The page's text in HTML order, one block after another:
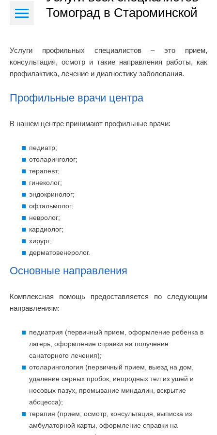
Томоград в Староминской
Услуги профильных специалистов – это прием,
консультация, осмотр и такие направления работы, как
профилактика, лечение и диагностику заболевания.
Профильные врачи центра
В нашем центре принимают профильные врачи:
педиатр;
отоларинголог;
терапевт;
гинеколог;
эндокринолог;
офтальмолог;
невролог;
кардиолог;
хирург;
дерматовенеролог.
Основные направления
Комплексная помощь предоставляется по следующим
направлениям:
педиатрия (первичный прием, оформление ребенка в
лагерь, оформление справки на получение
санаторного лечения);
отоларингология (первичный прием, выезд на дом,
удаление серных пробок, инородных тел из ушей и
носовых пазух, промывание миндалин, вскрытие
абсцесса);
терапия (прием, осмотр, консультация, выписка из
амбулаторной карты, оформление справки на